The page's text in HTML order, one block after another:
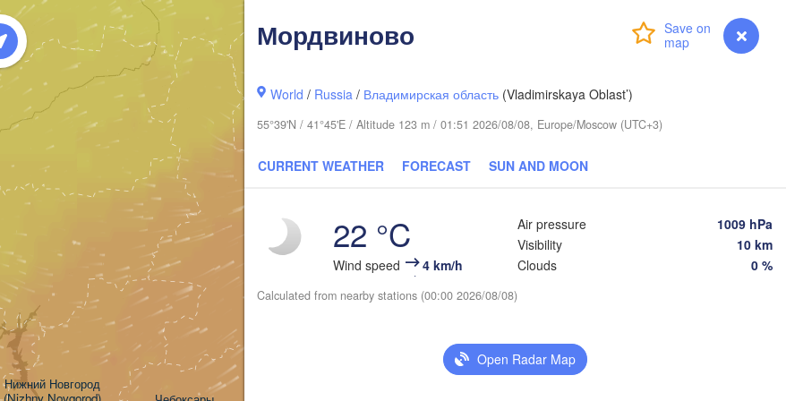
myVentusky Forecast
Мордвиново
World / Russia / Владимирская область (Vladimirskaya Oblast’)
55°39'N / 41°45'E / Altitude 123 m / 01:51 2026/08/08, Europe/Moscow (UTC+3)
CURRENT WEATHER FORECAST SUN AND MOON
22 °C
Wind speed 4 km/h
Air pressure
1009 hPa
Visibility
10 km
Clouds
0 %
Calculated from nearby stations (00:00 2026/08/08)
Open Radar Map
Нижний Новгород
Пермь
(Perm)
Ижевск
(Izhevsk)
(Kirov)
(Berezniki)